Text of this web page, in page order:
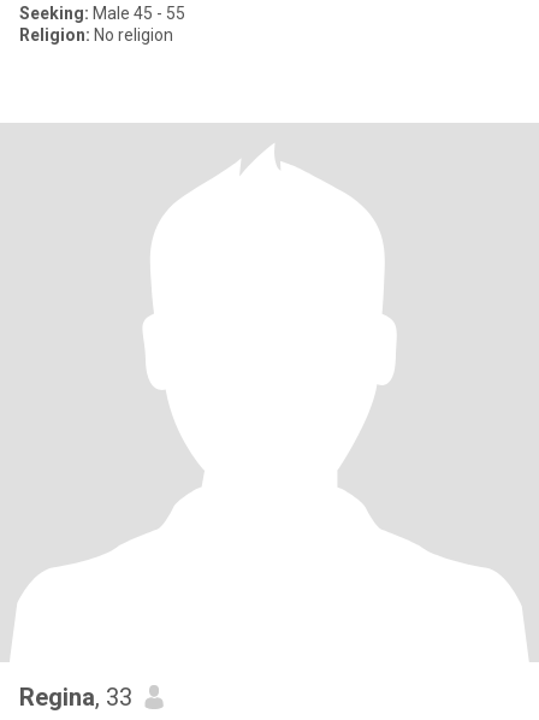
Seeking: Male 45 - 55
Religion: No religion
Regina, 33